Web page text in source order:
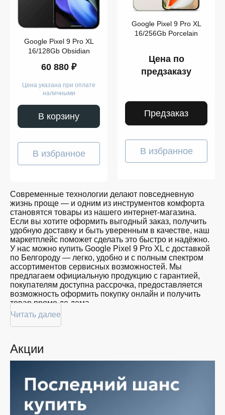
Google Pixel 9 Pro XL
16/128Gb Obsidian
60 880 ₽
Цена указана при оплате
наличными
В корзину
В избранное
Google Pixel 9 Pro XL
16/256Gb Porcelain
Цена по
предзаказу
Предзаказ
В избранное
Современные технологии делают повседневную
жизнь проще — и одним из инструментов комфорта
становятся товары из нашего интернет-магазина.
Если вы хотите оформить выгодный заказ, получить
удобную доставку и быть уверенным в качестве, наш
маркетплейс поможет сделать это быстро и надёжно.
У нас можно купить Google Pixel 9 Pro XL с доставкой
по Белгороду — легко, удобно и с полным спектром
ассортиментов сервисных возможностей. Мы
предлагаем официальную продукцию с гарантией,
покупателям доступна рассрочка, предоставляется
возможность оформить покупку онлайн и получить
товар прямо до дома.
Покупателям доступна покупка Google Pixel 9 Pro XL
по привлекательной цене: мы регулярно обновляем
предоставляем большой выбор продукции. В нашем
магазине в Белгороде вы всегда найдёте нужный
быстро — независимо от объема, с возможностью
выполнить бесплатную доставку.
Планируете покупку в рассрочку? У нас есть такая
услуга. Мы предлагаем удобные условия оплаты,
Читать далее
Акции